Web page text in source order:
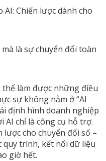
AI: Chiến lược dành cho
là sự chuyển đổi toàn
thể làm được những điều
sự không nằm ở “AI
định hình doanh nghiệp
AI chỉ là công cụ hỗ trợ.
lược cho chuyển đổi số –
quy trình, kết nối dữ liệu
giờ hết.